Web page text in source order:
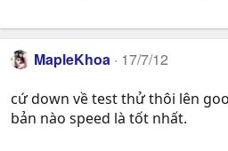
MapleKhoa 17/7/12
cứ down về test thử thôi lên
bản nào speed là tốt nhất.